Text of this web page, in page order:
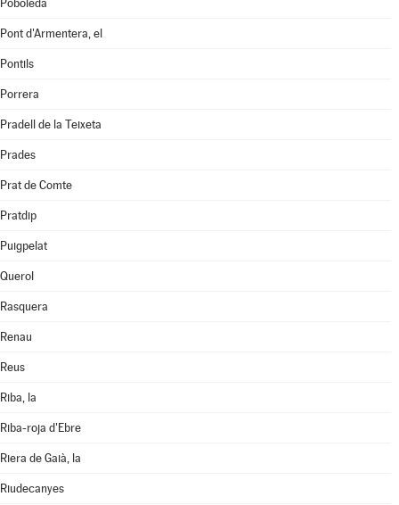
Poboleda
Pont d'Armentera, el
Pontils
Porrera
Pradell de la Teixeta
Prades
Prat de Comte
Pratdip
Puigpelat
Querol
Rasquera
Renau
Reus
Riba, la
Riba-roja d'Ebre
Riera de Gaià, la
Riudecanyes